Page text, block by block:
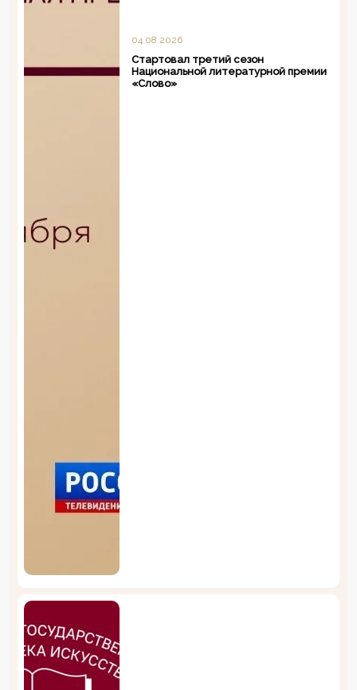
04.08.2026
Стартовал третий сезон
Национальной литературной премии
«Слово»